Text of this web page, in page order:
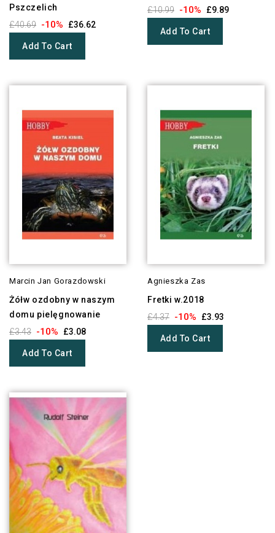
Pszczelich
£40.69 -10% £36.62
Add To Cart
£10.99 -10% £9.89
Add To Cart
Marcin Jan Gorazdowski
Żółw ozdobny w naszym
domu pielęgnowanie
£3.43 -10% £3.08
Add To Cart
Agnieszka Zas
Fretki w.2018
£4.37 -10% £3.93
Add To Cart